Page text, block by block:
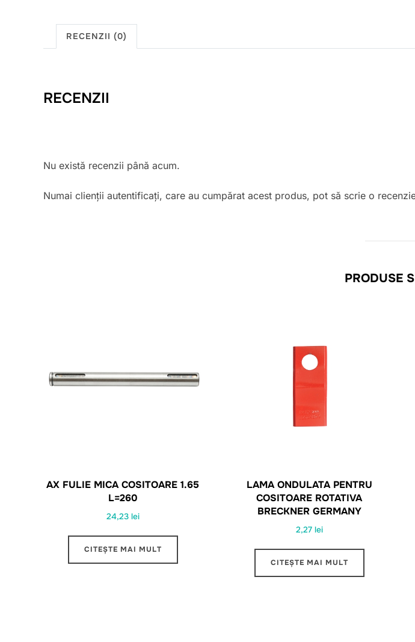
RECENZII (0)
RECENZII
Nu există recenzii până acum.
Numai clienții autentificați, care au cumpărat acest produs, pot să scrie o
PRODUSE
AX FULIE MICA COSITOARE 1.65
L=260
24,23 lei
CITEȘTE MAI MULT
LAMA ONDULATA PENTRU
COSITOARE ROTATIVA
BRECKNER GERMANY
2,27 lei
CITEȘTE MAI MULT